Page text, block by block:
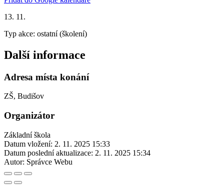
13. 11.
Typ akce: ostatní (školení)
Další informace
Adresa místa konání
ZŠ, Budišov
Organizátor
Základní škola
Datum vložení: 2. 11. 2025 15:33
Datum poslední aktualizace: 2. 11. 2025 15:34
Autor: Správce Webu